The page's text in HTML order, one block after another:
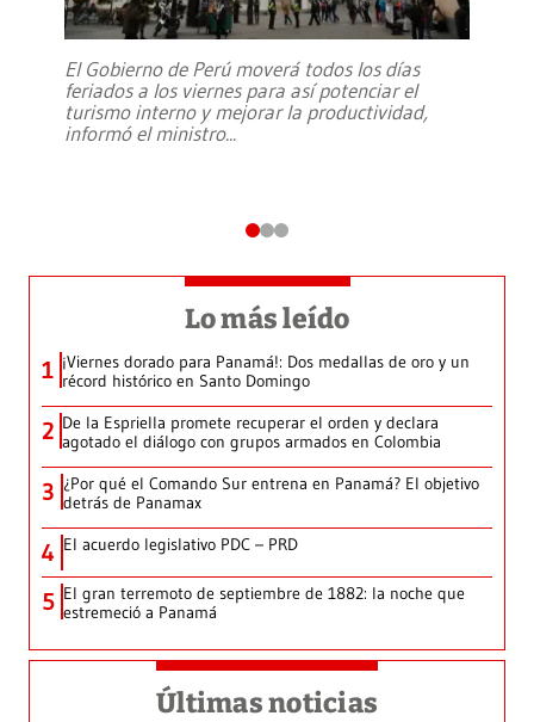
El Gobierno de Perú moverá todos los días
feriados a los viernes para así potenciar el
turismo interno y mejorar la productividad,
informó el ministro...
Lo más leído
1 ¡Viernes dorado para Panamá!: Dos medallas de oro y un
récord histórico en Santo Domingo
2 De la Espriella promete recuperar el orden y declara
agotado el diálogo con grupos armados en Colombia
3 ¿Por qué el Comando Sur entrena en Panamá? El objetivo
detrás de Panamax
4 El acuerdo legislativo PDC – PRD
5 El gran terremoto de septiembre de 1882: la noche que
estremeció a Panamá
Últimas noticias